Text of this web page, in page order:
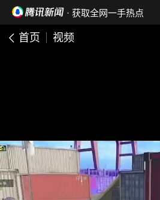
· 获取全网一手热点
首页 视频